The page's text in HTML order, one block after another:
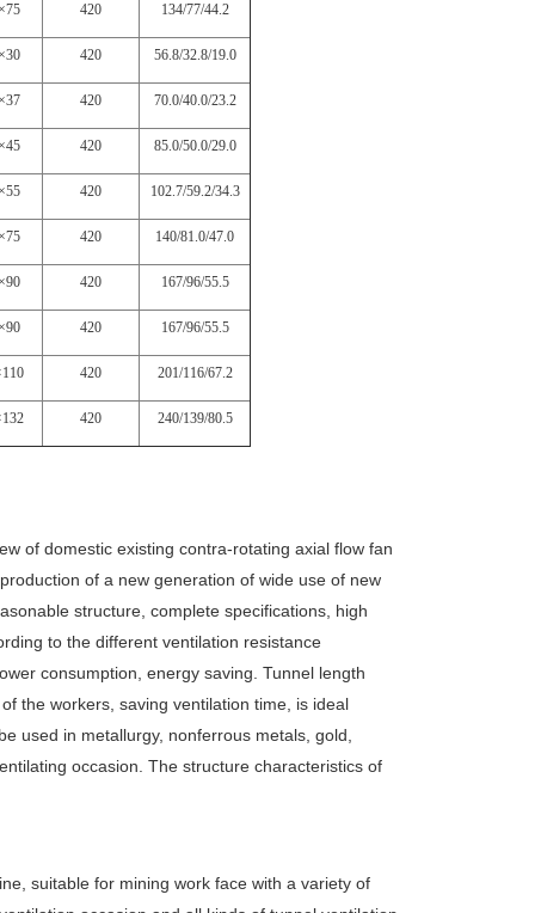
420 134/77/44.2
420 56.8/32.8/19.0
420 70.0/40.0/23.2
420 85.0/50.0/29.0
420 102.7/59.2/34.3
420 140/81.0/47.0
420 167/96/55.5
420 167/96/55.5
420 201/116/67.2
420 240/139/80.5
of domestic existing contra-rotating axial flow fan
of a new generation of wide use of new
structure, complete specifications, high
to the different ventilation resistance
consumption, energy saving. Tunnel length
the workers, saving ventilation time, is ideal
used in metallurgy, nonferrous metals, gold,
occasion. The structure characteristics of
suitable for mining work face with a variety of